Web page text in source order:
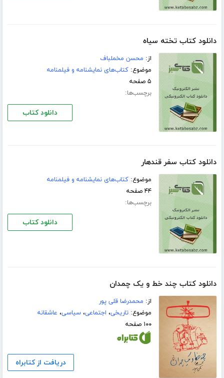
دانلود کتاب تخته سياه
از: محسن مخملباف
موضوع:کتاب‌های نمایشنامه و فیلمنامه
۵ صفحه
برچسب‌ها:
دانلود کتاب
دانلود کتاب سفر قندهار
موضوع:کتاب‌های نمایشنامه و فیلمنامه
۴۴ صفحه
برچسب‌ها:
دانلود کتاب
دانلود کتاب ﭼﻨﺪ ﺧﻂ ﻭ ﯾﮏ ﭼﻤﺪﺍﻥ
از: محمدرضا قلی پور
موضوع:تاریخی، اجتماعی،سیاسی، عاشقانه
۱۰۰ صفحه
دریافت از کتابراه